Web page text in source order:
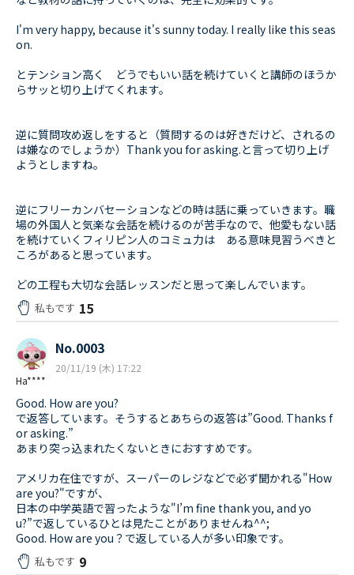
I'm very happy, because it's sunny today. I really like this seas
on.
とテンション高く どうでもいい話を続けていくと講師のほうか
らサッと切り上げてくれます。
逆に質問攻め返しをすると（質問するのは好きだけど、されるの
は嫌なのでしょうか）Thank you for asking.と言って切り上げ
ようとしますね。
逆にフリーカンバセーションなどの時は話に乗っていきます。職
場の外国人と気楽な会話を続けるのが苦手なので、他愛もない話
を続けていくフィリピン人のコミュ力は ある意味見習うべきと
ころがあると思っています。
どの工程も大切な会話レッスンだと思って楽しんでいます。
私もです 15
Ha****
No.0003
20/11/19 (木) 17:22
Good. How are you?
で返答しています。そうするとあちらの返答は”Good. Thanks f
or asking.”
あまり突っ込まれたくないときにおすすめです。
アメリカ在住ですが、スーパーのレジなどで必ず聞かれる"How
are you?"ですが、
日本の中学英語で習ったような"I’m fine thank you, and yo
u?”で返しているひとは見たことがありませんね^^;
Good. How are you？で返している人が多い印象です。
私もです 9